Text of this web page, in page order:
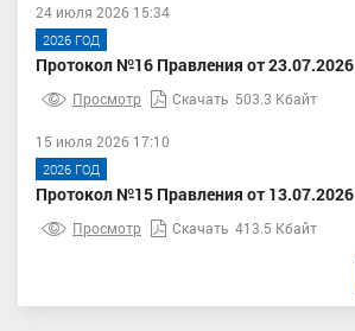
24 июля 2026 15:34
2026 ГОД
Протокол №16 Правления от 23.07.2026
Просмотр Скачать 503.3 Кбайт
15 июля 2026 17:10
2026 ГОД
Протокол №15 Правления от 13.07.2026
Просмотр Скачать 413.5 Кбайт